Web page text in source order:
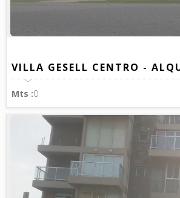
VILLA GESELL CENTRO -
Mts :0